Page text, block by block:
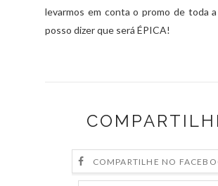
levarmos em conta o promo de toda
posso dizer que será ÉPICA!
COMPARTILHE NO